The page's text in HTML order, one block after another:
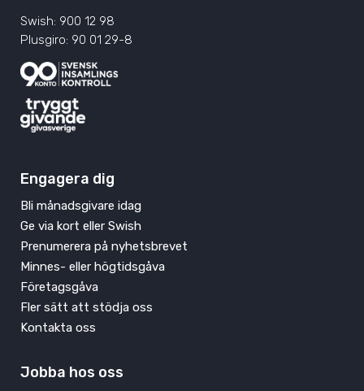
Swish: 900 12 98
Plusgiro: 90 01 29-8
Engagera dig
Bli månadsgivare idag
Ge via kort eller Swish
Prenumerera på nyhetsbrevet
Minnes- eller högtidsgåva
Företagsgåva
Fler sätt att stödja oss
Kontakta oss
Jobba hos oss